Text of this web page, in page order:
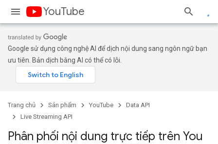
YouTube
Google sử dụng công nghệ AI để dịch nội dung sang ngôn ngữ bạn
ưu tiên. Bản dịch bằng AI có thể có lỗi.
Trang chủ Sản phẩm YouTube
Data API
Live Streaming API
Phân phối nội dung trực tiếp trên You